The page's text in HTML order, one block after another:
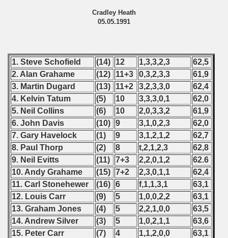
Cradley Heath
05.05.1991
1. Steve Schofield (14) 12 1,3,3,2,3
62,5
2. Alan Grahame
(12) 11+3 0,3,2,3,3
61,9
3. Martin Dugard
(13) 11+2 3,2,3,3,0
62,4
4. Kelvin Tatum
(5) 10 3,3,3,0,1
62,0
5. Neil Collins
(6) 10 2,0,3,3,2
61,9
6. John Davis
(10) 9 3,1,0,2,3
62,0
7. Gary Havelock
(1) 9 3,1,2,1,2
62,7
8. Paul Thorp
(2) 8 t,2,1,2,3
62,8
9. Neil Evitts
(11) 7+3 2,2,0,1,2
62.6
10. Andy Grahame
(15) 7+2 2,3,0,1,1
62,4
11. Carl Stonehewer
(16) 6 f,1,1,3,1
63,1
12. Louis Carr
(9) 5 1,0,0,2,2
63,1
13. Graham Jones
(4) 5 2,2,1,0,0
63,5
14. Andrew Silver
(3) 5 1,0,2,1,1
63,6
15. Peter Carr
(7) 4 1,1,2,0,0
63,1
Qualifications) - 1991
- 1991
Slovacian Qualificationsns - 1991
- 1991
- 1991
Round) - 1991
- 1991
- 1992